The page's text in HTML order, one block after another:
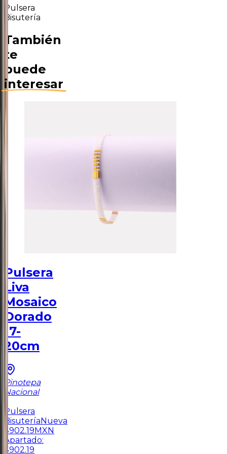
Pulsera
Bisutería
También
te
puede
interesar
Pulsera
Liva
Mosaico
Dorado
17-
20cm
Pinotepa
Nacional
Pulsera
Bisutería Nueva
$902.19 MXN
Apartado:
$902.19